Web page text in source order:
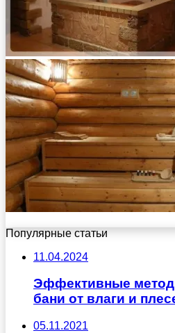
Популярные статьи
11.04.2024
Эффективные
бани от влаги и
05.11.2021